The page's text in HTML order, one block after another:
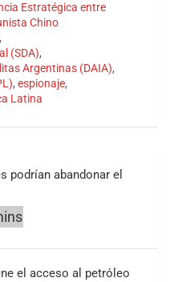
Estratégica entre
Chino
,
(SDA),
Argentinas (DAIA),
, espionaje,
Latina
podrían abandonar el
el acceso al petróleo